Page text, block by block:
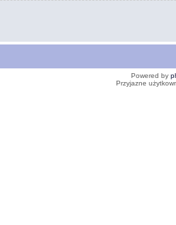
Powered by
Przyjazne